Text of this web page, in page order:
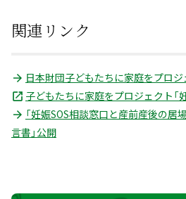
関連リンク
日本財団子どもたちに家庭をプロジ
子どもたちに家庭をプロジェクト「
「妊娠SOS相談窓口と産前産後の
言書」公開